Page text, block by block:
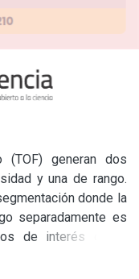
generan dos
y una de rango.
donde la
separadamente es
de interés de la
de rango permite